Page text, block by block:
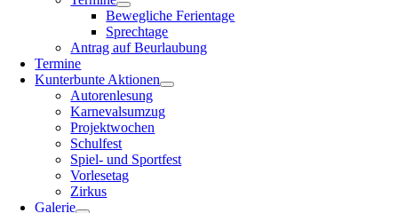
Bewegliche Ferientage
Sprechtage
Antrag auf Beurlaubung
Termine
Kunterbunte Aktionen
Autorenlesung
Karnevalsumzug
Projektwochen
Schulfest
Spiel- und Sportfest
Vorlesetag
Zirkus
Galerie